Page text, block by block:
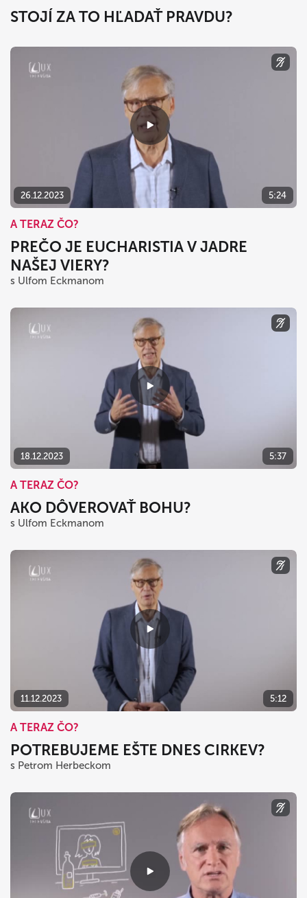
STOJÍ ZA TO HĽADAŤ PRAVDU?
26.12.2023 5:24
A TERAZ ČO?
PREČO JE EUCHARISTIA V JADRE
NAŠEJ VIERY?
s Ulfom Eckmanom
18.12.2023 5:37
A TERAZ ČO?
AKO DÔVEROVAŤ BOHU?
s Ulfom Eckmanom
11.12.2023 5:12
A TERAZ ČO?
POTREBUJEME EŠTE DNES CIRKEV?
s Petrom Herbeckom